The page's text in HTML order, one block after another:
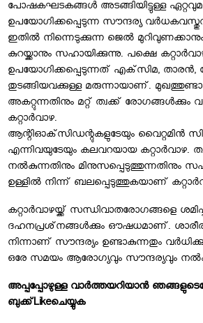
പോഷകഘടകങ്ങള്‍ അടങ്ങിയിട്ടുള്ള
ഉപയോഗിക്കപ്പെടുന്ന സൗന്ദര്യ
ഇതില്‍ നിന്നെടുക്കുന്ന ജെല്‍
കുറയ്ക്കാനും സഹായിക്കുന്നു. പക്ഷെ
ഉപയോഗിക്കപ്പെടുന്നത് എക്‌സിമ,
തുടങ്ങിയവക്കുള്ള മരുന്നായാണ്.
അകറ്റുന്നതിനും മറ്റ് ത്വക്ക്
കറ്റാര്‍വാഴ.
ആന്റിഓക്‌സിഡന്റുകളുടേയും വൈറ്റമിന്‍
എന്നിവയുടേയും കലവറയായ കറ്റാര്‍വാഴ.
നല്‍കുന്നതിനും മിനുസപ്പെടുത്തുന്നതിനും
ഉള്ളില്‍ നിന്ന് ബലപ്പെടുത്തുകയാണ്
കറ്റാര്‍വാഴയ്ക്ക് സന്ധിവാതരോഗങ്ങളെ
ദഹനപ്രശ്‌നങ്ങള്‍ക്കും ഔഷധമാണ്.
നിന്നാണ് സൗന്ദര്യം ഉണ്ടാകുന്നതും
ഒരേ സമയം ആരോഗ്യവും സൗന്ദര്യവും
അപ്പപ്പോഴുള്ള വാര്‍ത്തയറിയാന്‍ ഞങ്ങളുടെ
ബുക്ക്‌Likeചെയ്യുക